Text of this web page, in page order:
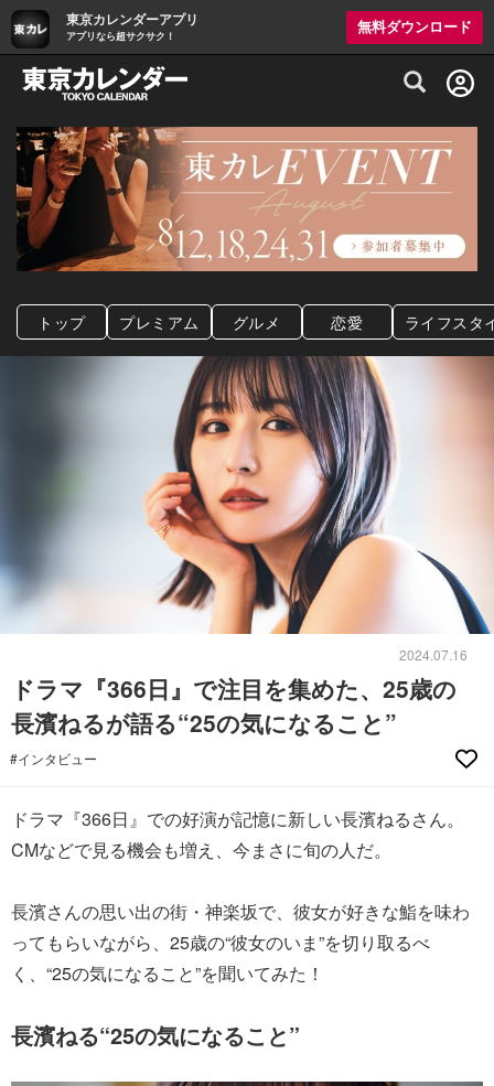
東京カレンダーアプリ
アプリなら超サクサク！
無料ダウンロード
グルメ情報・プレミアムレストラン予約
トップ プレミアム グルメ 恋愛 ライフスタ
2024.07.16
ドラマ『366日』で注目を集めた、25歳の
長濱ねるが語る“25の気になること”
#インタビュー
ドラマ『366日』での好演が記憶に新しい長濱ねるさん。
CMなどで見る機会も増え、今まさに旬の人だ。
長濱さんの思い出の街・神楽坂で、彼女が好きな鮨を味わ
ってもらいながら、25歳の“彼女のいま”を切り取るべ
く、“25の気になること”を聞いてみた！
長濱ねる“25の気になること”